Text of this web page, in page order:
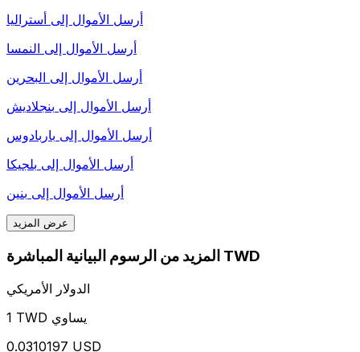
أرسل الأموال إلى أستراليا
أرسل الأموال إلى النمسا
أرسل الأموال إلى البحرين
أرسل الأموال إلى بنجلاديش
أرسل الأموال إلى باربادوس
أرسل الأموال إلى بلجيكا
أرسل الأموال إلى بنين
عرض المزيد
المزيد من الرسوم البيانية المباشرة TWD
الدولار الأمريكي
1 TWD يساوي
0.0310197 USD